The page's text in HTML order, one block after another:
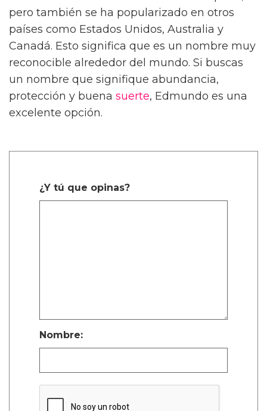
pero también se ha popularizado en otros
países como Estados Unidos, Australia y
Canadá. Esto significa que es un nombre muy
reconocible alrededor del mundo. Si buscas
un nombre que signifique abundancia,
protección y buena suerte, Edmundo es una
excelente opción.
¿Y tú que opinas?
Nombre: